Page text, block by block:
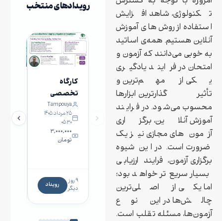
تکنولوژی، شاهد افزایش
استفاده از روش‌های آموزش
آنلاین هستیم. همه‌ی اساتید
به خوبی می‌دانند که آزمون و
امتحان در فرایند یادگیری
یکی از مهم‌ترین و
تأثیرگذارترین ابزارها
محسوب می‌شود. در فرایند
آموزش آنلاین، برگزاری
آزمون‌های مجازی نیز یک
ضرورت است. در این شیوه
برگزاری آزمون، فرایند ارزیابی
بسیار سریع‌تر خواهد بود؛
اما یکی از اصلی‌ترین
چالش‌ها در این نوع
آزمون‌ها، مسئله تقلب است.
رویدادهای منتخب
کارگاه
تخصصی
یکپارچگی
داده‌ها و
انطباق با
الزامات
داروسازی
Tampouya
۲۵ مرداد ۱۴۰۵
۰۵:۳۰
۳,۰۰۰,۰۰۰
تومان
۹ روز
دیگر
رویداد